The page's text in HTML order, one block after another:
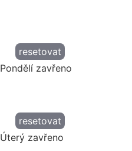
resetovat
Pondělí zavřeno
resetovat
Úterý zavřeno